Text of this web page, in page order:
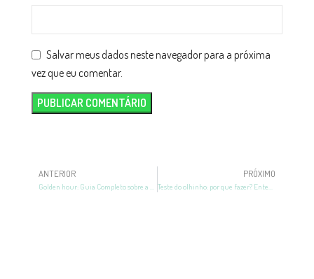
Salvar meus dados neste navegador para a próxima
vez que eu comentar.
ANTERIOR
Golden hour: Guia Completo sobre a primeira hora de vida!
PRÓXIMO
Teste do olhinho: por que fazer? Entenda tudo sobre!